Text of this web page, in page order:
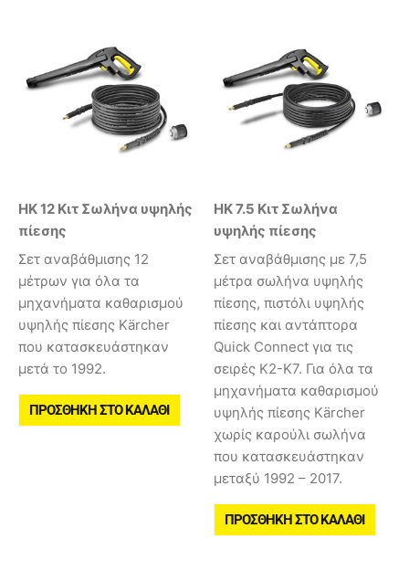
HK 12 Κιτ Σωλήνα υψηλής
πίεσης
Σετ αναβάθμισης 12
μέτρων για όλα τα
μηχανήματα καθαρισμού
υψηλής πίεσης Kärcher
που κατασκευάστηκαν
μετά το 1992.
ΠΡΟΣΘΉΚΗ ΣΤΟ ΚΑΛΆΘΙ
HK 7.5 Κιτ Σωλήνα
υψηλής πίεσης
Σετ αναβάθμισης με 7,5
μέτρα σωλήνα υψηλής
πίεσης, πιστόλι υψηλής
πίεσης και αντάπτορα
Quick Connect για τις
σειρές Κ2-Κ7. Για όλα τα
μηχανήματα καθαρισμού
υψηλής πίεσης Kärcher
χωρίς καρούλι σωλήνα
που κατασκευάστηκαν
μεταξύ 1992 – 2017.
ΠΡΟΣΘΉΚΗ ΣΤΟ ΚΑΛΆΘΙ